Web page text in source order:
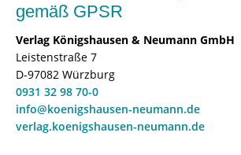
gemäß GPSR
Verlag Königshausen & Neumann GmbH
Leistenstraße 7
D-97082 Würzburg
0931 32 98 70-0
info@koenigshausen-neumann.de
verlag.koenigshausen-neumann.de